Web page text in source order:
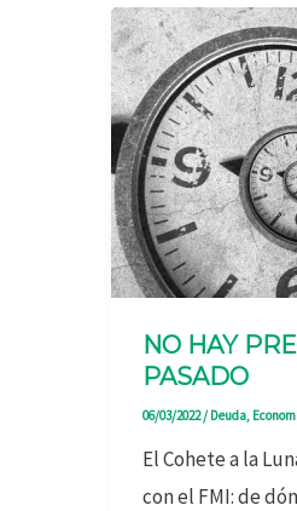
NO HAY
PASADO
06/03/2022/ Deuda,
El Cohete a la
con el FMI: de